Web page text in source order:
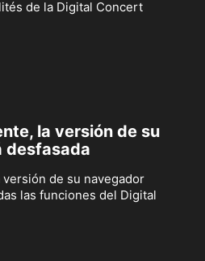
de la Digital Concert
la versión de su
desfasada
de su navegador
las funciones del Digital